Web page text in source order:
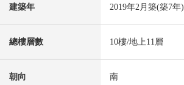
建築年 2019年2月築(築7年)
總樓層數 10樓/地上11層
朝向 南